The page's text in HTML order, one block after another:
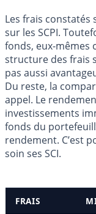
Les frais constatés
sur les SCPI.
fonds, eux-mêmes
structure des frais
pas aussi
Du reste, la
appel. Le
investissements
fonds du
rendement. C’est
soin ses SCI.
FRAIS